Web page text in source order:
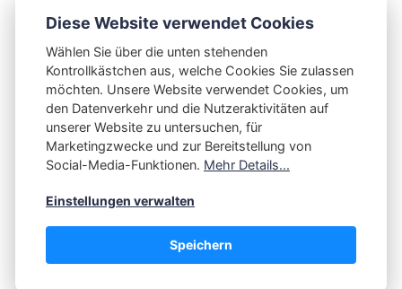
ELCOVISION 10 Onlinehilfe
Hier finden Sie die aktuelle Hilfe für das ELCOVISION
10 Orientierungsmodul und CAD Plugins. Durch
Drücken von F1 in ELCOVISION 10 wird diese Online
© 1986-2024PMS AG
Diese Website verwendet Cookies
Wählen Sie über die unten stehenden
Kontrollkästchen aus, welche Cookies Sie zulassen
möchten. Unsere Website verwendet Cookies, um
den Datenverkehr und die Nutzeraktivitäten auf
unserer Website zu untersuchen, für
Marketingzwecke und zur Bereitstellung von
Social-Media-Funktionen. Mehr Details...
Einstellungen verwalten
Speichern